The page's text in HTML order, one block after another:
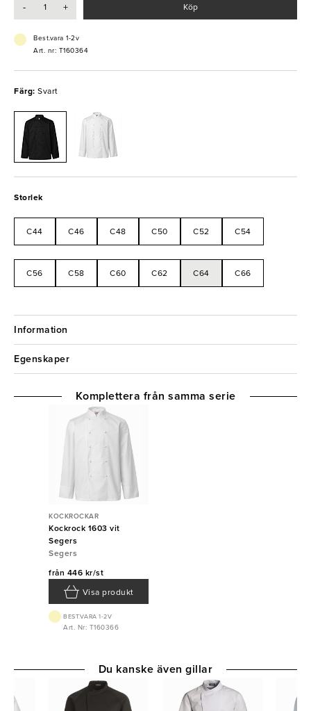
restaurang.
- + Köp
Best.vara 1-2v
Art. nr: T160364
Färg: Svart
Storlek
C44 C46 C48 C50 C52 C54
C56 C58 C60 C62 C64 C66
Information
Egenskaper
KOCKROCKAR
Kockrock 1603 vit
Segers
Segers
från 446 kr/st
Visa produkt
BEST.VARA 1-2V
Art. Nr: T160366
Komplettera från samma serie
Du kanske även gillar